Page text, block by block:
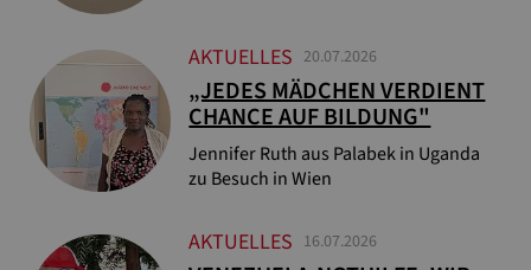
AKTUELLES 20.07.2026
„JEDES MÄDCHEN VERDIENT
CHANCE AUF BILDUNG"
Jennifer Ruth aus Palabek in Uganda
zu Besuch in Wien
AKTUELLES 16.07.2026